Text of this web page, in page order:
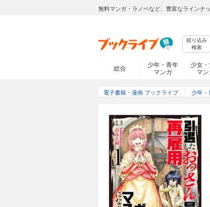
無料マンガ・ラノベなど、豊富なラインナ
絞り込み
検索
総合
少年・青年
マンガ
少女
マ
電子書籍・漫画 ブックライブ 少年